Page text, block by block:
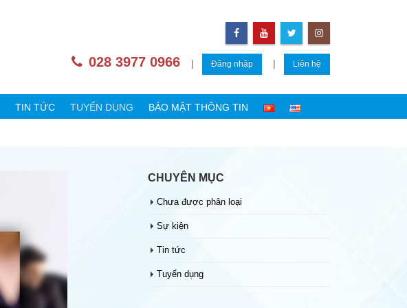
028 3977 0966 | Đăng nhập | Liên hệ
TIN TỨC TUYỂN DỤNG BẢO MẬT THÔNG TIN
CHUYÊN MỤC
Chưa được phân loại
Sự kiện
Tin tức
Tuyển dụng